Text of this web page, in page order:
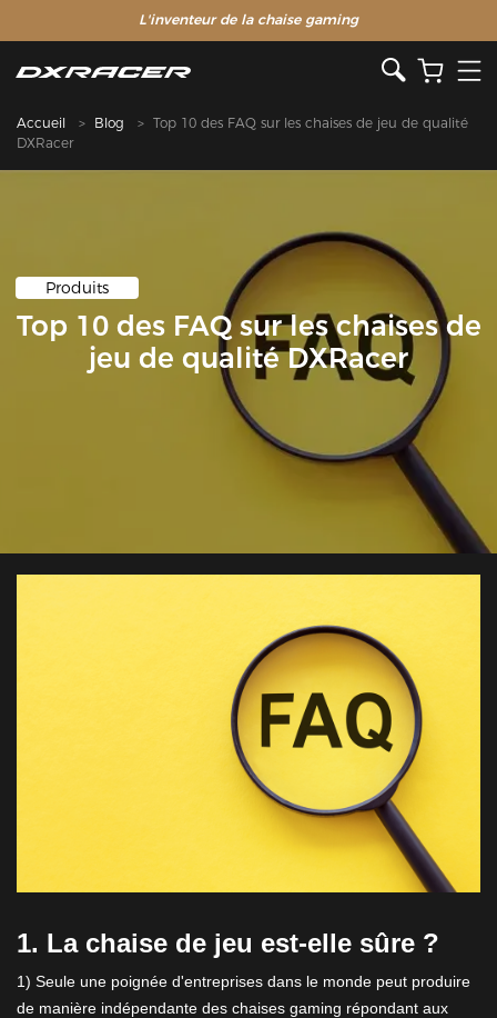
L'inventeur de la chaise gaming
Accueil Blog
Top 10 des FAQ sur les chaises de jeu de qualité
DXRacer
Produits
Top 10 des FAQ sur les chaises de
jeu de qualité DXRacer
1. La chaise de jeu est-elle sûre ?
1) Seule une poignée d'entreprises dans le monde peut produire
de manière indépendante des chaises gaming répondant aux